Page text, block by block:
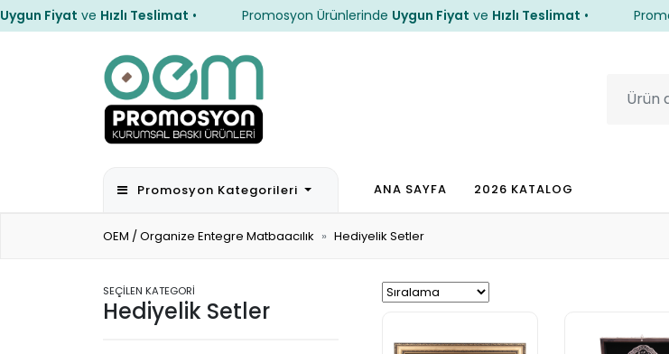
FiyatveHızlı Teslimat• Promosyon ÜrünlerindeUygun FiyatveHızlı Teslimat•
Promosyon Kategorileri ANA SAYFA 2026 KATALOG
OEM / Organize Entegre Matbaacılık Hediyelik Setler
SEÇİLEN KATEGORİ
Hediyelik Setler